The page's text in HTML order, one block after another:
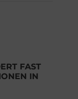
FAST
IN